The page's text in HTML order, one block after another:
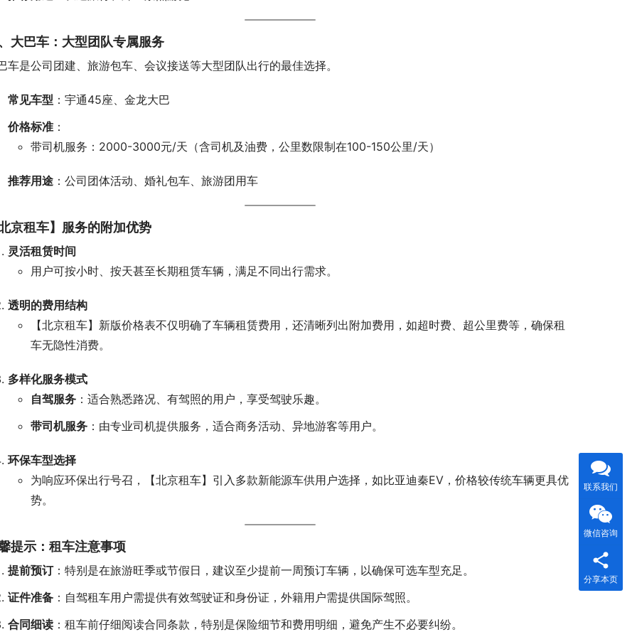
大巴车：大型团队专属服务
车是公司团建、旅游包车、会议接送等大型团队出行的最佳选择。
常见车型 ：宇通45座、金龙大巴
价格标准 ：
带司机服务：2000-3000元/天（含司机及油费，公里数限制在100-150公里/天）
推荐用途 ：公司团体活动、婚礼包车、旅游团用车
京租车】服务的附加优势
灵活租赁时间
用户可按小时、按天甚至长期租赁车辆，满足不同出行需求。
透明的费用结构
【北京租车】新版价格表不仅明确了车辆租赁费用，还清晰列出附加费用，如超时费、超公里费等，确保租
车无隐性消费。
多样化服务模式
自驾服务 ：适合熟悉路况、有驾照的用户，享受驾驶乐趣。
带司机服务 ：由专业司机提供服务，适合商务活动、异地游客等用户。
环保车型选择
为响应环保出行号召，【北京租车】引入多款新能源车供用户选择，如比亚迪秦EV，价格较传统车辆更具优
势。
提示：租车注意事项
提前预订：特别是在旅游旺季或节假日，建议至少提前一周预订车辆，以确保可选车型充足。
证件准备 ：自驾租车用户需提供有效驾驶证和身份证，外籍用户需提供国际驾照。
合同细读 ：租车前仔细阅读合同条款，特别是保险细节和费用明细，避免产生不必要纠纷。
联系我们
微信咨询
分享本页